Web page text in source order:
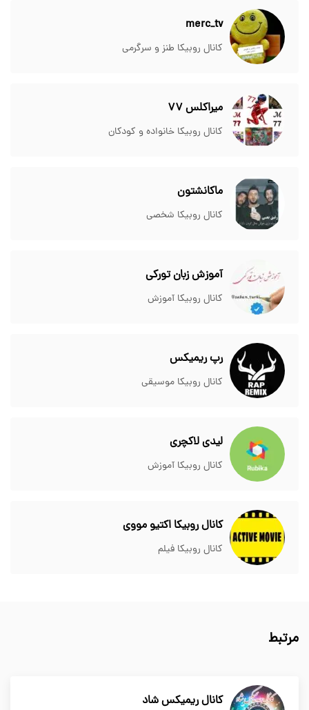
merc_tv
کانال روبیکا طنز و سرگرمی
میراکلس ۷۷
کانال روبیکا خانواده و کودکان
ماکانشتون
کانال روبیکا شخصی
آموزش زبان تورکی
کانال روبیکا آموزش
رپ ریمیکس
کانال روبیکا موسیقی
لیدی لاکچری
کانال روبیکا آموزش
کانال روبیکا اکتیو مووی
کانال روبیکا فیلم
مرتبط
کانال ریمیکس شاد